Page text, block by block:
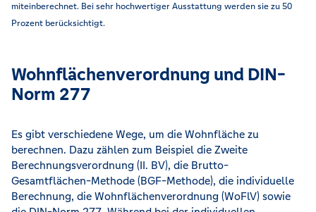
miteinberechnet. Bei sehr hochwertiger Ausstattung werden sie zu 50
Prozent berücksichtigt.
Wohnflächenverordnung und DIN-
Norm 277
Es gibt verschiedene Wege, um die Wohnfläche zu
berechnen. Dazu zählen zum Beispiel die Zweite
Berechnungsverordnung (II. BV), die Brutto-
Gesamtflächen-Methode (BGF-Methode), die individuelle
Berechnung, die Wohnflächenverordnung (WoFlV) sowie